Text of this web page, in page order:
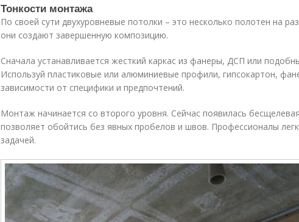
Тонкости монтажа
По своей сути двухуровневые потолки – это несколько полотен на
они создают завершенную композицию.
Сначала устанавливается жесткий каркас из фанеры, ДСП или
Используй пластиковые или алюминиевые профили, гипсокартон,
зависимости от специфики и предпочтений.
Монтаж начинается со второго уровня. Сейчас появилась
позволяет обойтись без явных пробелов и швов. Профессионалы
задачей.